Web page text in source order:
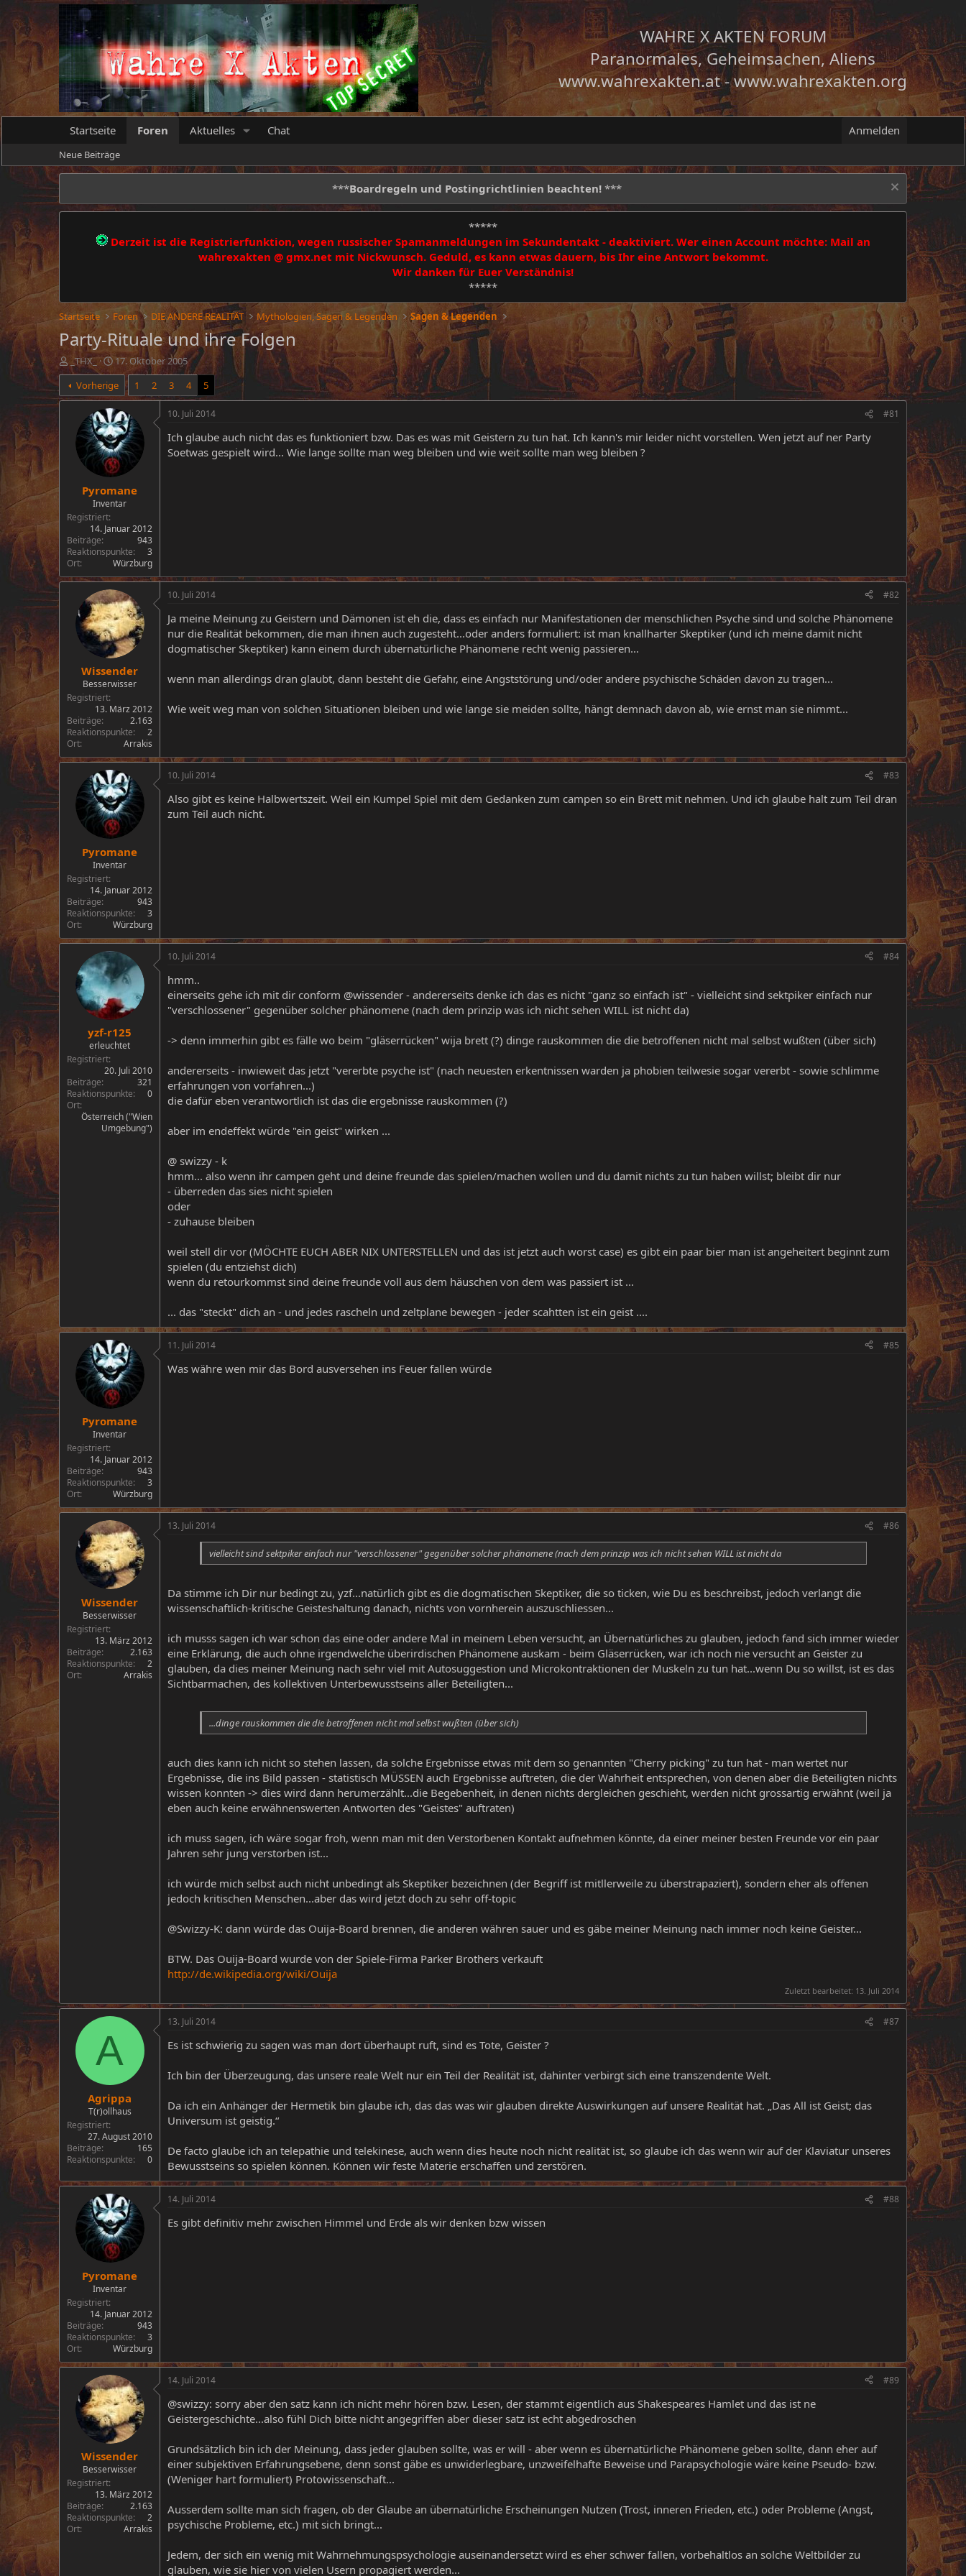
WAHRE X AKTEN FORUM
Paranormales, Geheimsachen, Aliens
www.wahrexakten.at-www.wahrexakten.org
Startseite Foren Aktuelles Chat Anmelden
Neue Beiträge
***Boardregeln und Postingrichtlinien beachten! ***
*****
Derzeit ist die Registrierfunktion, wegen russischer Spamanmeldungen im Sekundentakt - deaktiviert. Wer einen Account möchte: Mail an
wahrexakten @ gmx.net mit Nickwunsch. Geduld, es kann etwas dauern, bis Ihr eine Antwort bekommt.
Wir danken für Euer Verständnis!
*****
Startseite Foren DIE ANDERE REALITÄT Mythologien, Sagen & Legenden Sagen & Legenden
Party-Rituale und ihre Folgen
E
r
s
t
_THX_
E
r
s
t
e
l
l
t
a
m
17. Oktober 2005
Vorherige
1 2 3 4 5
Pyromane
Inventar
Registriert
14. Januar 2012
Beiträge
943
Reaktionspunkte
3
Ort
Würzburg
10. Juli 2014 #81
Ich glaube auch nicht das es funktioniert bzw. Das es was mit Geistern zu tun hat. Ich kann's mir leider nicht vorstellen. Wen jetzt auf ner Party
Soetwas gespielt wird... Wie lange sollte man weg bleiben und wie weit sollte man weg bleiben ?
Wissender
Besserwisser
Registriert
13. März 2012
Beiträge
2.163
Reaktionspunkte
2
Ort
Arrakis
10. Juli 2014 #82
Ja meine Meinung zu Geistern und Dämonen ist eh die, dass es einfach nur Manifestationen der menschlichen Psyche sind und solche Phänomene
nur die Realität bekommen, die man ihnen auch zugesteht...oder anders formuliert: ist man knallharter Skeptiker (und ich meine damit nicht
dogmatischer Skeptiker) kann einem durch übernatürliche Phänomene recht wenig passieren...
wenn man allerdings dran glaubt, dann besteht die Gefahr, eine Angststörung und/oder andere psychische Schäden davon zu tragen...
Wie weit weg man von solchen Situationen bleiben und wie lange sie meiden sollte, hängt demnach davon ab, wie ernst man sie nimmt...
Pyromane
Inventar
Registriert
14. Januar 2012
Beiträge
943
Reaktionspunkte
3
Ort
Würzburg
10. Juli 2014 #83
Also gibt es keine Halbwertszeit. Weil ein Kumpel Spiel mit dem Gedanken zum campen so ein Brett mit nehmen. Und ich glaube halt zum Teil dran
zum Teil auch nicht.
yzf-r125
erleuchtet
Registriert
20. Juli 2010
Beiträge
321
Reaktionspunkte
0
Ort
Österreich ("Wien
Umgebung")
10. Juli 2014 #84
hmm..
einerseits gehe ich mit dir conform @wissender - andererseits denke ich das es nicht "ganz so einfach ist" - vielleicht sind sektpiker einfach nur
"verschlossener" gegenüber solcher phänomene (nach dem prinzip was ich nicht sehen WILL ist nicht da)
-> denn immerhin gibt es fälle wo beim "gläserrücken" wija brett (?) dinge rauskommen die die betroffenen nicht mal selbst wußten (über sich)
andererseits - inwieweit das jetzt "vererbte psyche ist" (nach neuesten erkentnissen warden ja phobien teilwesie sogar vererbt - sowie schlimme
erfahrungen von vorfahren...)
die dafür eben verantwortlich ist das die ergebnisse rauskommen (?)
aber im endeffekt würde "ein geist" wirken ...
@ swizzy - k
hmm... also wenn ihr campen geht und deine freunde das spielen/machen wollen und du damit nichts zu tun haben willst; bleibt dir nur
- überreden das sies nicht spielen
oder
- zuhause bleiben
weil stell dir vor (MÖCHTE EUCH ABER NIX UNTERSTELLEN und das ist jetzt auch worst case) es gibt ein paar bier man ist angeheitert beginnt zum
spielen (du entziehst dich)
wenn du retourkommst sind deine freunde voll aus dem häuschen von dem was passiert ist ...
... das "steckt" dich an - und jedes rascheln und zeltplane bewegen - jeder scahtten ist ein geist ....
Pyromane
Inventar
Registriert
14. Januar 2012
Beiträge
943
Reaktionspunkte
3
Ort
Würzburg
11. Juli 2014 #85
Was währe wen mir das Bord ausversehen ins Feuer fallen würde
Wissender
Besserwisser
Registriert
13. März 2012
Beiträge
2.163
Reaktionspunkte
2
Ort
Arrakis
13. Juli 2014 #86
vielleicht sind sektpiker einfach nur "verschlossener" gegenüber solcher phänomene (nach dem prinzip was ich nicht sehen WILL ist nicht da
Da stimme ich Dir nur bedingt zu, yzf...natürlich gibt es die dogmatischen Skeptiker, die so ticken, wie Du es beschreibst, jedoch verlangt die
wissenschaftlich-kritische Geisteshaltung danach, nichts von vornherein auszuschliessen...
ich musss sagen ich war schon das eine oder andere Mal in meinem Leben versucht, an Übernatürliches zu glauben, jedoch fand sich immer wieder
eine Erklärung, die auch ohne irgendwelche überirdischen Phänomene auskam - beim Gläserrücken, war ich noch nie versucht an Geister zu
glauben, da dies meiner Meinung nach sehr viel mit Autosuggestion und Microkontraktionen der Muskeln zu tun hat...wenn Du so willst, ist es das
Sichtbarmachen, des kollektiven Unterbewusstseins aller Beteiligten...
...dinge rauskommen die die betroffenen nicht mal selbst wußten (über sich)
auch dies kann ich nicht so stehen lassen, da solche Ergebnisse etwas mit dem so genannten "Cherry picking" zu tun hat - man wertet nur
Ergebnisse, die ins Bild passen - statistisch MÜSSEN auch Ergebnisse auftreten, die der Wahrheit entsprechen, von denen aber die Beteiligten nichts
wissen konnten -> dies wird dann herumerzählt...die Begebenheit, in denen nichts dergleichen geschieht, werden nicht grossartig erwähnt (weil ja
eben auch keine erwähnenswerten Antworten des "Geistes" auftraten)
ich muss sagen, ich wäre sogar froh, wenn man mit den Verstorbenen Kontakt aufnehmen könnte, da einer meiner besten Freunde vor ein paar
Jahren sehr jung verstorben ist...
ich würde mich selbst auch nicht unbedingt als Skeptiker bezeichnen (der Begriff ist mitllerweile zu überstrapaziert), sondern eher als offenen
jedoch kritischen Menschen...aber das wird jetzt doch zu sehr off-topic
@Swizzy-K: dann würde das Ouija-Board brennen, die anderen währen sauer und es gäbe meiner Meinung nach immer noch keine Geister...
BTW. Das Ouija-Board wurde von der Spiele-Firma Parker Brothers verkauft
http://de.wikipedia.org/wiki/Ouija
Zuletzt bearbeitet: 13. Juli 2014
A
Agrippa
T(r)ollhaus
Registriert
27. August 2010
Beiträge
165
Reaktionspunkte
0
13. Juli 2014 #87
Es ist schwierig zu sagen was man dort überhaupt ruft, sind es Tote, Geister ?
Ich bin der Überzeugung, das unsere reale Welt nur ein Teil der Realität ist, dahinter verbirgt sich eine transzendente Welt.
Da ich ein Anhänger der Hermetik bin glaube ich, das das was wir glauben direkte Auswirkungen auf unsere Realität hat. „Das All ist Geist; das
Universum ist geistig.“
De facto glaube ich an telepathie und telekinese, auch wenn dies heute noch nicht realität ist, so glaube ich das wenn wir auf der Klaviatur unseres
Bewusstseins so spielen können. Können wir feste Materie erschaffen und zerstören.
Pyromane
Inventar
Registriert
14. Januar 2012
Beiträge
943
Reaktionspunkte
3
Ort
Würzburg
14. Juli 2014 #88
Es gibt definitiv mehr zwischen Himmel und Erde als wir denken bzw wissen
Wissender
Besserwisser
Registriert
13. März 2012
Beiträge
2.163
Reaktionspunkte
2
Ort
Arrakis
14. Juli 2014 #89
@swizzy: sorry aber den satz kann ich nicht mehr hören bzw. Lesen, der stammt eigentlich aus Shakespeares Hamlet und das ist ne
Geistergeschichte...also fühl Dich bitte nicht angegriffen aber dieser satz ist echt abgedroschen
Grundsätzlich bin ich der Meinung, dass jeder glauben sollte, was er will - aber wenn es übernatürliche Phänomene geben sollte, dann eher auf
einer subjektiven Erfahrungsebene, denn sonst gäbe es unwiderlegbare, unzweifelhafte Beweise und Parapsychologie wäre keine Pseudo- bzw.
(Weniger hart formuliert) Protowissenschaft...
Ausserdem sollte man sich fragen, ob der Glaube an übernatürliche Erscheinungen Nutzen (Trost, inneren Frieden, etc.) oder Probleme (Angst,
psychische Probleme, etc.) mit sich bringt...
Jedem, der sich ein wenig mit Wahrnehmungspsychologie auseinandersetzt wird es eher schwer fallen, vorbehaltlos an solche Weltbilder zu
glauben, wie sie hier von vielen Usern propagiert werden...